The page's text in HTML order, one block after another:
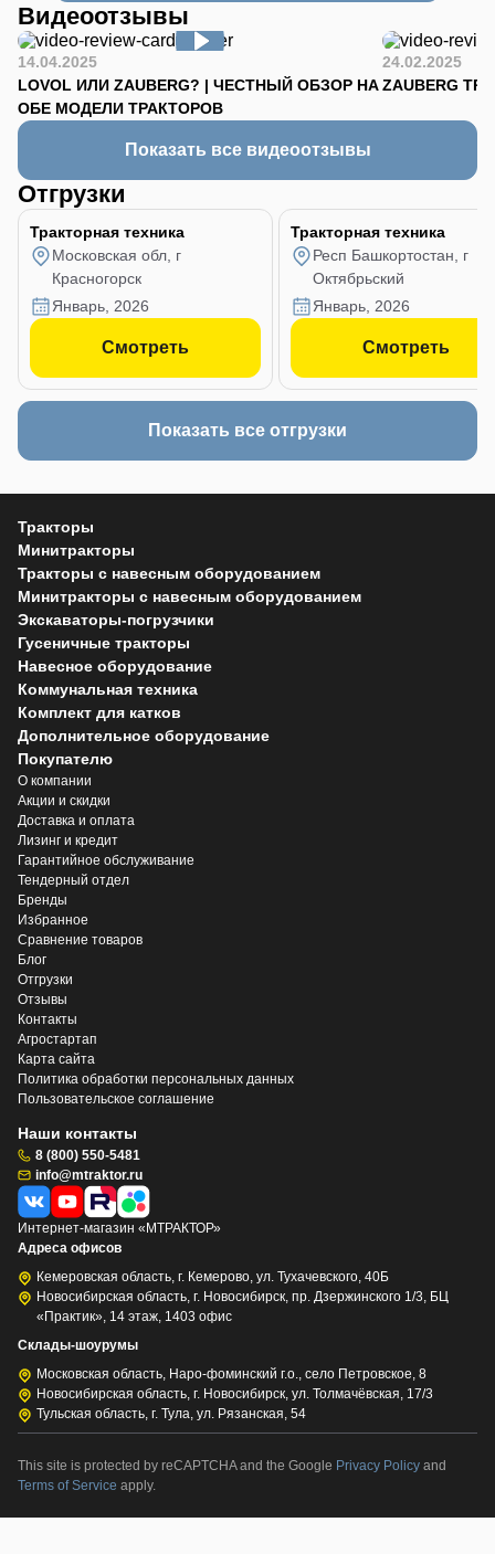
Видеоотзывы
14.04.2025
LOVOL ИЛИ ZAUBERG? | ЧЕСТНЫЙ ОБЗОР НА
ОБЕ МОДЕЛИ ТРАКТОРОВ
24.02.2025
ZAUBERG
Показать все видеоотзывы
Отгрузки
Тракторная техника
Московская обл, г
Красногорск
январь, 2026
Смотреть
Тракторная техника
Респ Башкортостан, г
Октябрьский
январь, 2026
Смотреть
Показать все отгрузки
Тракторы
Минитракторы
Тракторы с навесным оборудованием
Минитракторы с навесным оборудованием
Экскаваторы-погрузчики
Гусеничные тракторы
Навесное оборудование
Коммунальная техника
Комплект для катков
Дополнительное оборудование
Покупателю
О компании
Акции и скидки
Доставка и оплата
Лизинг и кредит
Гарантийное обслуживание
Тендерный отдел
Бренды
Избранное
Сравнение товаров
Блог
Отгрузки
Отзывы
Контакты
Агростартап
Карта сайта
Политика обработки персональных данных
Пользовательское соглашение
Наши контакты
8 (800) 550-5481
info@mtraktor.ru
Интернет-магазин «МТРАКТОР»
Адреса офисов
Кемеровская область, г. Кемерово, ул. Тухачевского, 40Б
Новосибирская область, г. Новосибирск, пр. Дзержинского 1/3, БЦ
«Практик», 14 этаж, 1403 офис
Склады-шоурумы
Московская область, Наро-фоминский г.о., село Петровское, 8
Новосибирская область, г. Новосибирск, ул. Толмачёвская, 17/3
Тульская область, г. Тула, ул. Рязанская, 54
This site is protected by reCAPTCHA and the Google Privacy Policy and
Terms of Service apply.